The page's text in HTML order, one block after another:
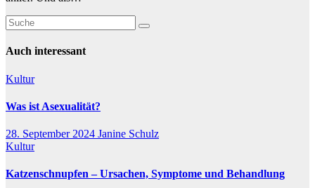
Auch interessant
Kultur
Was ist Asexualität?
28. September 2024 Janine Schulz
Kultur
Katzenschnupfen – Ursachen, Symptome und Behandlung